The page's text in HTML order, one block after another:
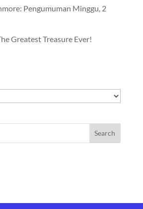
Pengumuman Minggu, 2
Greatest Treasure Ever!